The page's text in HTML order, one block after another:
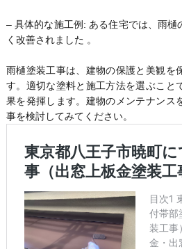
– 具体的な施工例: ある住宅では、雨樋
く改善されました 。
雨樋塗装工事は、建物の保護と美観を
す。適切な塗料と施工方法を選ぶこと
果を発揮します。建物のメンテナンス
事を検討してみてください。